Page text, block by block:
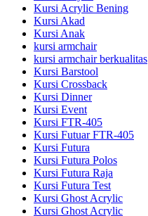
Kursi Acrylic Bening
Kursi Akad
Kursi Anak
kursi armchair
kursi armchair berkualitas
Kursi Barstool
Kursi Crossback
Kursi Dinner
Kursi Event
Kursi FTR-405
Kursi Futuar FTR-405
Kursi Futura
Kursi Futura Polos
Kursi Futura Raja
Kursi Futura Test
Kursi Ghost Acrylic
Kursi Ghost Acrylic